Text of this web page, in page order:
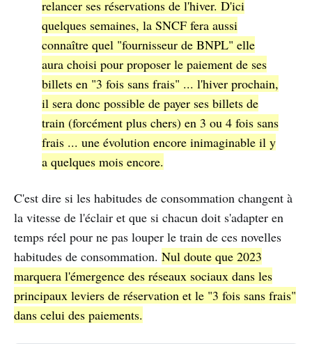
relancer ses réservations de l'hiver. D'ici
quelques semaines, la SNCF fera aussi
connaître quel "fournisseur de BNPL" elle
aura choisi pour proposer le paiement de ses
billets en "3 fois sans frais" ... l'hiver prochain,
il sera donc possible de payer ses billets de
train (forcément plus chers) en 3 ou 4 fois sans
frais ... une évolution encore inimaginable il y
a quelques mois encore.
C'est dire si les habitudes de consommation changent à
la vitesse de l'éclair et que si chacun doit s'adapter en
temps réel pour ne pas louper le train de ces novelles
habitudes de consommation. Nul doute que 2023
marquera l'émergence des réseaux sociaux dans les
principaux leviers de réservation et le "3 fois sans frais"
dans celui des paiements.